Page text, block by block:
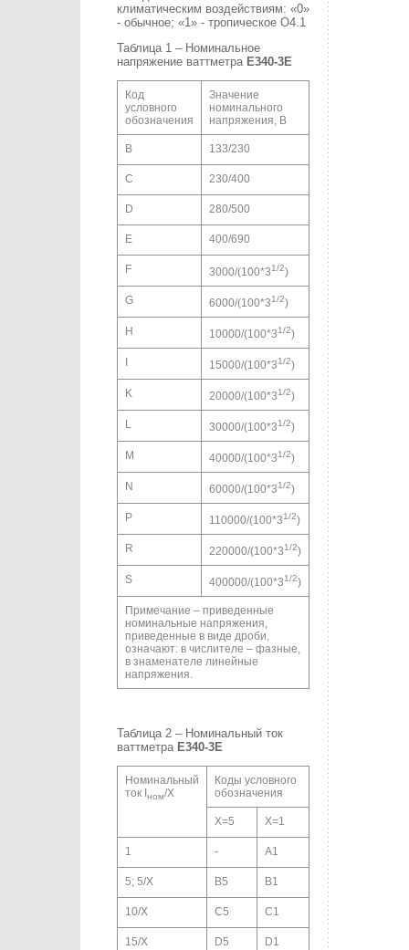
климатическим воздействиям: «0»
- обычное; «1» - тропическое О4.1
Таблица 1 – Номинальное
напряжение ваттметра E340-3E
Код
условного
обозначения
Значение
номинального
напряжения, В
B 133/230
C 230/400
D 280/500
E 400/690
F 3000/(100*31/2)
G 6000/(100*31/2)
H 10000/(100*31/2)
15000/(100*31/2)
K 20000/(100*31/2)
L 30000/(100*31/2)
M 40000/(100*31/2)
N 60000/(100*31/2)
P 110000/(100*31/2)
R 220000/(100*31/2)
S 400000/(100*31/2)
Примечание – приведенные
номинальные напряжения,
приведенные в виде дроби,
означают: в числителе – фазные,
в знаменателе линейные
напряжения.
Таблица 2 – Номинальный ток
ваттметра E340-3E
Номинальный
ток I ном/X
Коды условного
обозначения
X=5 X=1
1 - A1
5; 5/X B5 B1
10/X C5 C1
15/X D5 D1